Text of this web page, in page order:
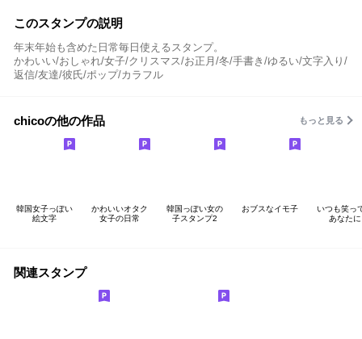
このスタンプの説明
年末年始も含めた日常毎日使えるスタンプ。
かわいい/おしゃれ/女子/クリスマス/お正月/冬/手書き/ゆるい/文字入り/
返信/友達/彼氏/ポップ/カラフル
chicoの他の作品 もっと見る
韓国女子っぽい
絵文字
かわいいオタク
女子の日常
韓国っぽい女の
子スタンプ2
おブスなイモ子
いつも笑っ
あなたに
関連スタンプ